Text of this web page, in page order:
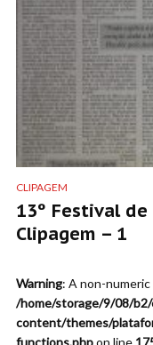
CLIPAGEM
13º Festival
Clipagem – 1
Warning: A non-
/home/storage/9/08/b2/
content/themes/